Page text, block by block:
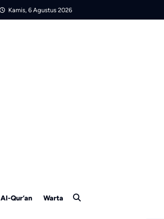
Kamis, 6 Agustus 2026
Al-Qur’an Warta